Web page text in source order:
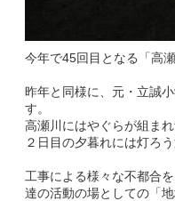
今年で45回目となる「高瀬
昨年と同様に、元・立誠
す。
高瀬川にはやぐらが組ま
２日目の夕暮れには灯ろ
工事による様々な不都合
達の活動の場としての「